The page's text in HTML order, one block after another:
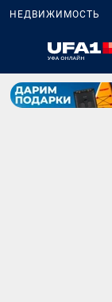
НЕДВИЖИМОСТЬ